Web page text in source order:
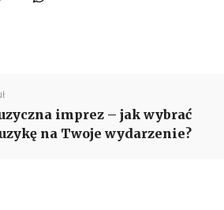
imprez – jak wybrać
na Twoje wydarzenie?